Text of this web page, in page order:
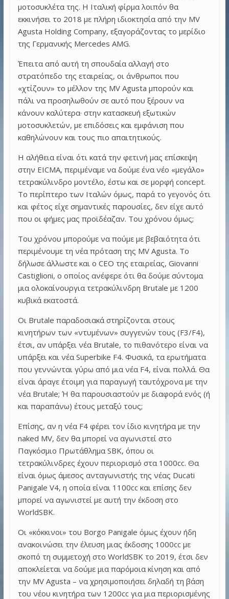
μοτοσυκλέτα της. Η Ιταλική φίρμα λοιπόν θα
εκκινήσει το 2018 με πλήρη ιδιοκτησία από την MV
Agusta Holding Company, εξαγοράζοντας το μερίδιο
της Γερμανικής Mercedes AMG.
Έπειτα από αυτή τη σπουδαία αλλαγή στο
στρατόπεδο της εταιρείας, οι άνθρωποι που
«χτίζουν» το μέλλον της MV Agusta μπορούν και
πάλι να προσηλωθούν σε αυτό που ξέρουν να
κάνουν καλύτερα· στην κατασκευή εξωτικών
μοτοσυκλετών, με επιδόσεις και εμφάνιση που
καθηλώνουν και τους πιο απαιτητικούς.
Η αλήθεια είναι ότι κατά την φετινή μας επίσκεψη
στην EICMA, περιμέναμε να δούμε ένα νέο «μεγάλο»
τετρακύλινδρο μοντέλο, έστω και σε μορφή concept.
Το περίπτερο των Ιταλών όμως, παρά το γεγονός ότι
και φέτος είχε σημαντικές παρουσίες, δεν είχε αυτό
που οι φήμες μας προϊδέαζαν. Του χρόνου όμως;
Του χρόνου μπορούμε να πούμε με βεβαιότητα ότι
περιμένουμε τη νέα πρόταση της MV Agusta. Το
δήλωσε άλλωστε και ο CEO της εταιρείας, Giovanni
Castiglioni, ο οποίος ανέφερε ότι θα δούμε σύντομα
μια ολοκαίνουργια τετρακύλινδρη Brutale με 1200
κυβικά εκατοστά.
Οι Brutale παραδοσιακά στηρίζονται στους
κινητήρων των «ντυμένων» συγγενών τους (F3/F4),
έτσι, αν υπάρξει νέα Brutale, το πιθανότερο είναι να
υπάρξει και νέα Superbike F4. Φυσικά, τα ερωτήματα
που γεννώνται γύρω από μια νέα F4, είναι πολλά. Θα
είναι άραγε έτοιμη για παραγωγή ταυτόχρονα με την
νέα Brutale; Ή θα παρουσιαστούν με διαφορά ενός (ή
και παραπάνω) έτους μεταξύ τους;
Επίσης, αν η νέα F4 φέρει τον ίδιο κινητήρα με την
naked MV, δεν θα μπορεί να αγωνιστεί στο
Παγκόσμιο Πρωτάθλημα SBK, όπου οι
τετρακύλινδρες έχουν περιορισμό στα 1000cc. Θα
είναι όμως άμεσος ανταγωνιστής της νέας Ducati
Panigale V4, η οποία είναι 1100cc και επίσης δεν
μπορεί να αγωνιστεί με αυτή την έκδοση στο
WorldSBK.
Οι «κόκκινοι» του Borgo Panigale όμως έχουν ήδη
ανακοινώσει την έλευση μιας έκδοσης 1000cc με
σκοπό τη συμμετοχή στο WorldSBK το 2019, έτσι δεν
αποκλείεται να δούμε μια παρόμοια κίνηση και από
την MV Agusta – να χρησιμοποιήσει δηλαδή τη βάση
του νέου κινητήρα των 1200cc για μια περιορισμένης